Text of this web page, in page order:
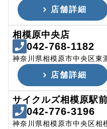
店舗詳細
相模原中央店
042-768-1182
神奈川県相模原市中央区東
店舗詳細
サイクルズ相模原駅
042-776-3196
神奈川県相模原市中央区相